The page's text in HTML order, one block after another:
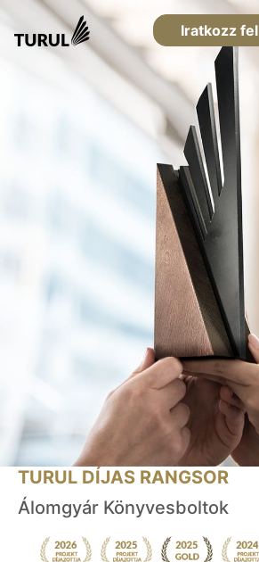
Iratkozz fel
TURUL DÍJAS RANGSOR
Álomgyár Könyvesboltok